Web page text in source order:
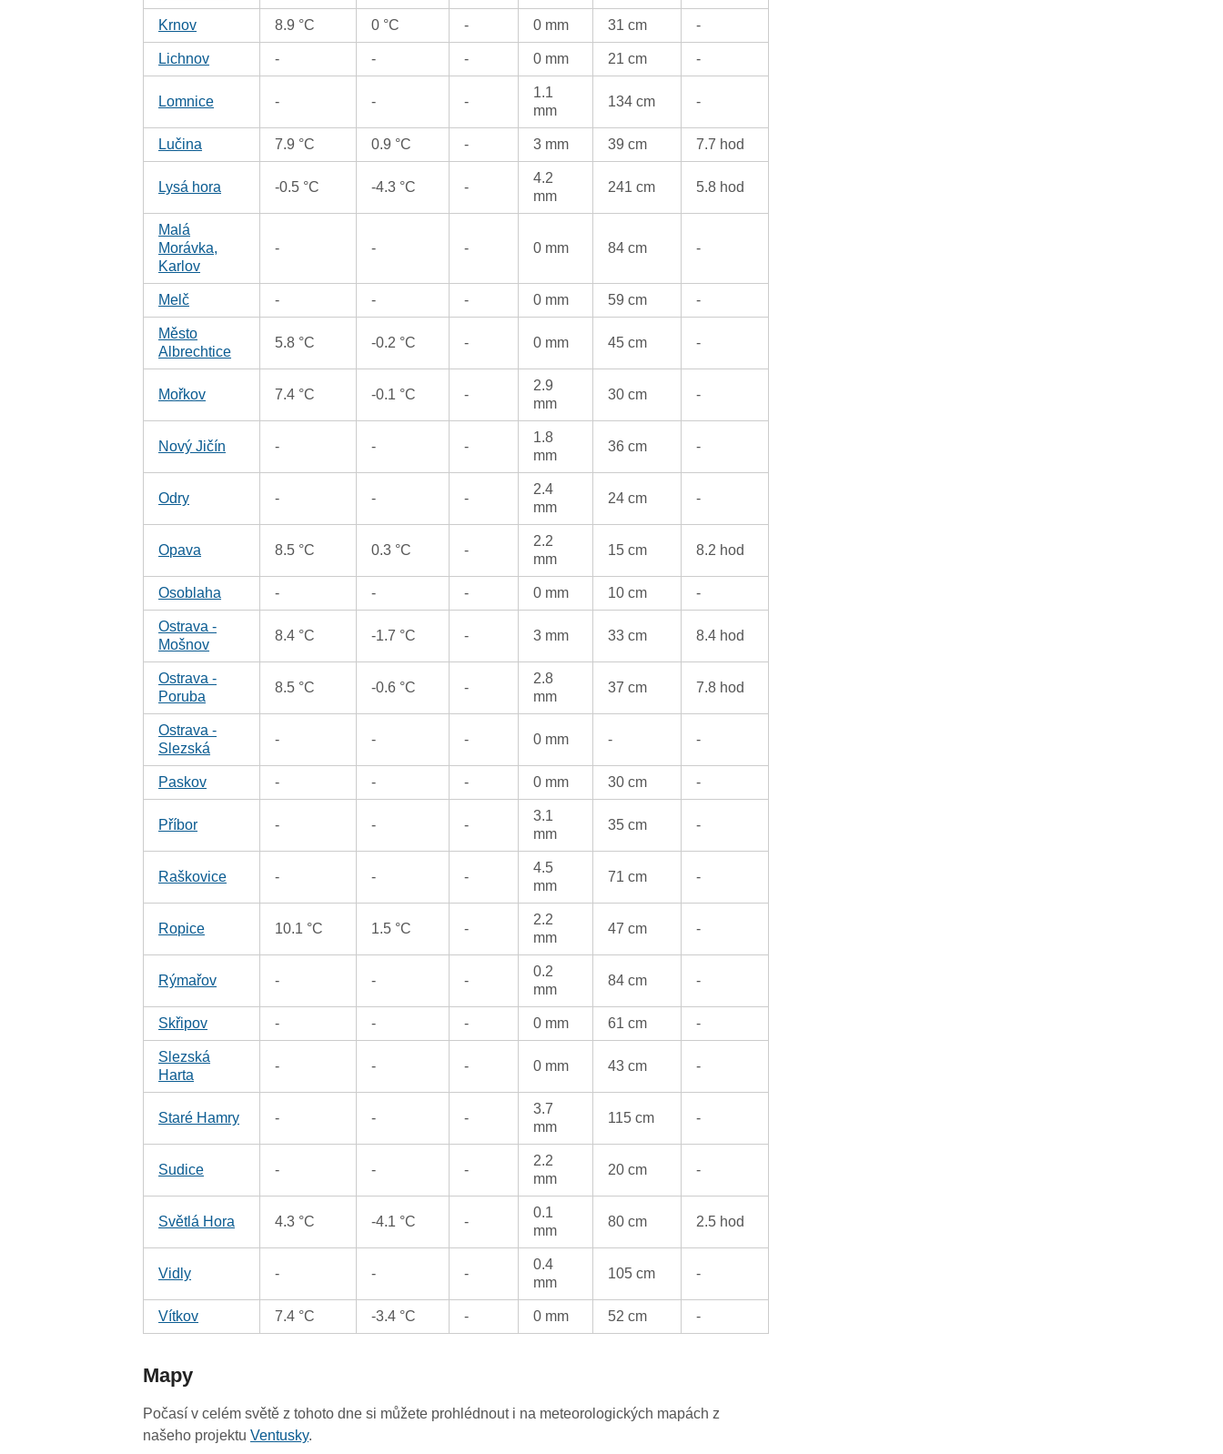
Krnov 8.9 °C 0 °C - 0 mm 31 cm -
Lichnov - - - 0 mm 21 cm -
Lomnice - - -
1.1
mm
134 cm -
Lučina 7.9 °C 0.9 °C - 3 mm 39 cm 7.7 hod
Lysá hora -0.5 °C -4.3 °C -
4.2
mm
241 cm 5.8 hod
Malá
Morávka,
Karlov
- - - 0 mm 84 cm -
Melč - - - 0 mm 59 cm -
Město
Albrechtice
5.8 °C -0.2 °C - 0 mm 45 cm -
Mořkov 7.4 °C -0.1 °C -
2.9
mm
30 cm -
Nový Jičín - - -
1.8
mm
36 cm -
Odry - - -
2.4
mm
24 cm -
Opava 8.5 °C 0.3 °C -
2.2
mm
15 cm 8.2 hod
Osoblaha - - - 0 mm 10 cm -
Ostrava -
Mošnov
8.4 °C -1.7 °C - 3 mm 33 cm 8.4 hod
Ostrava -
Poruba
8.5 °C -0.6 °C -
2.8
mm
37 cm 7.8 hod
Ostrava -
Slezská
- - - 0 mm - -
Paskov - - - 0 mm 30 cm -
Příbor - - -
3.1
mm
35 cm -
Raškovice - - -
4.5
mm
71 cm -
Ropice 10.1 °C 1.5 °C -
2.2
mm
47 cm -
Rýmařov - - -
0.2
mm
84 cm -
Skřipov - - - 0 mm 61 cm -
Slezská
Harta
- - - 0 mm 43 cm -
Staré Hamry - - -
3.7
mm
115 cm -
Sudice - - -
2.2
mm
20 cm -
Světlá Hora 4.3 °C -4.1 °C -
0.1
mm
80 cm 2.5 hod
Vidly - - -
0.4
mm
105 cm -
Vítkov 7.4 °C -3.4 °C - 0 mm 52 cm -
Mapy
Počasí v celém světě z tohoto dne si můžete prohlédnout i na meteorologických mapách z
našeho projektuVentusky.